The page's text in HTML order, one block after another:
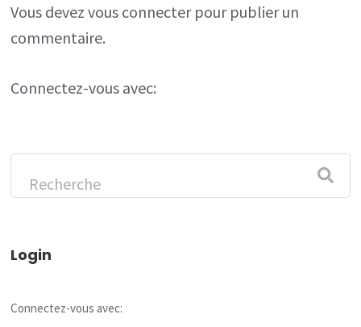
Vous devezvous connecterpour publier un
commentaire.
Connectez-vous avec:
Login
Connectez-vous avec: